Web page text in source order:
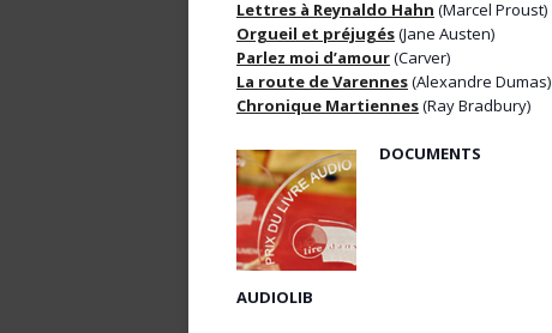
Lettres à Reynaldo Hahn (Marcel Proust)
Orgueil et préjugés(Jane Austen)
Parlez moi d’amour(Carver)
La route de Varennes(Alexandre Dumas)
Chronique Martiennes(Ray Bradbury)
DOCUMENTS
AUDIOLIB